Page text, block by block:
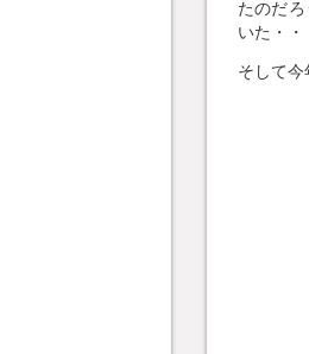
たのだ
いた・・
そして